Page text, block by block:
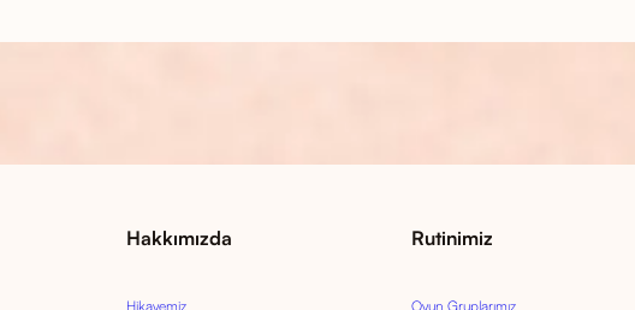
Hakkımızda
Hikayemiz
Rutinimiz
Oyun Gruplarımız